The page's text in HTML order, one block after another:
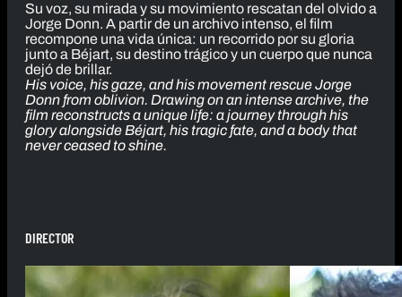
Su voz, su mirada y su movimiento rescatan del olvido a
Jorge Donn. A partir de un archivo intenso, el film
recompone una vida única: un recorrido por su gloria
junto a Béjart, su destino trágico y un cuerpo que nunca
dejó de brillar.
His voice, his gaze, and his movement rescue Jorge
Donn from oblivion. Drawing on an intense archive, the
film reconstructs a unique life: a journey through his
glory alongside Béjart, his tragic fate, and a body that
never ceased to shine.
DIRECTOR